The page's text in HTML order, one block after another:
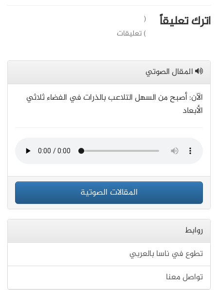
اترك تعليقاً
(
) تعليقات
المقال الصوتي
الآن: أصبح من السهل التلاعب بالذرات في الفضاء ثلاثي
الأبعاد
المقالات الصوتية
روابط
تطوع في ناسا بالعربي
تواصل معنا